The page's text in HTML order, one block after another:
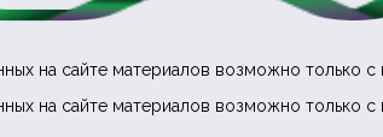
на сайте материалов возможно только с
на сайте материалов возможно только с